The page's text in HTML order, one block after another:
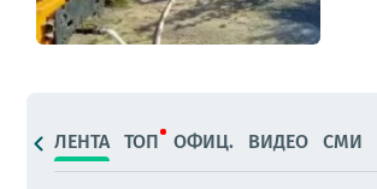
ЛЕНТА ТОП ОФИЦ. ВИДЕО СМИ